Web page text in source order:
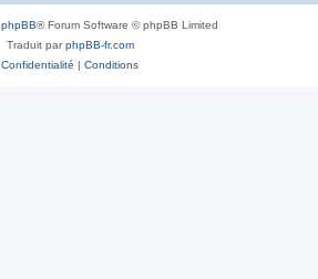
phpBB® Forum Software © phpBB Limited
Traduit parphpBB-fr.com
Confidentialité | Conditions